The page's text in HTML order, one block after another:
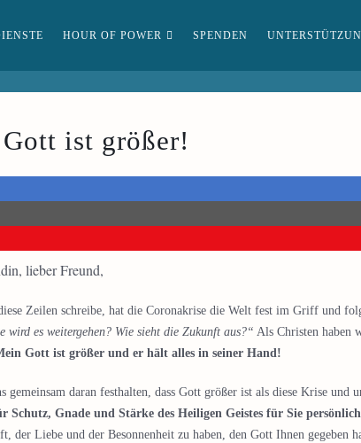
HOUR OF POWER SPENDEN
ist größer!
lieber Freund,
Zeilen schreibe, hat die Coronakrise die Welt fest im Griff und
wird es weitergehen? Wie sieht die Zukunft aus?“ Als Christen haben
Gott ist größer und er hält alles in seiner Hand!
gemeinsam daran festhalten, dass Gott größer ist als diese Krise und
Schutz, Gnade und Stärke des Heiligen Geistes für Sie
der Liebe und der Besonnenheit zu haben, den Gott Ihnen gegeben